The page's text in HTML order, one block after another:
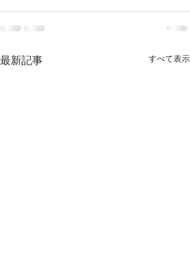
最新記事 すべて表示